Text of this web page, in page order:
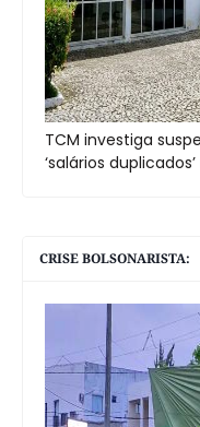
TCM investiga
‘salários
CRISE BOLSONARISTA: